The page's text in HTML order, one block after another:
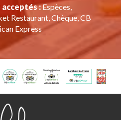
:Espèces,
Restaurant, Chèque, CB
Express